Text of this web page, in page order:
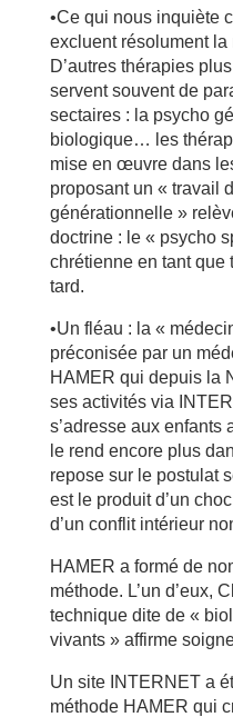
•Ce qui nous inquiète
excluent résolument
D’autres thérapies
servent souvent de
sectaires : la psycho
biologique… les
mise en œuvre dans
proposant un « travail
générationnelle »
doctrine : le « psycho
chrétienne en tant que
tard.
•Un fléau : la «
préconisée par un
HAMER qui depuis la
ses activités via
s’adresse aux enfants
le rend encore plus
repose sur le postulat
est le produit d’un
d’un conflit intérieur
HAMER a formé de
méthode. L’un d’eux,
technique dite de «
vivants » affirme
Un site INTERNET a
méthode HAMER qui